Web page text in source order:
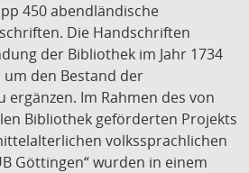
450 abendländische
Die Handschriften
der Bibliothek im Jahr 1734
um den Bestand der
ergänzen. Im Rahmen des von
Bibliothek geförderten Projekts
volkssprachlichen
Göttingen“ wurden in einem